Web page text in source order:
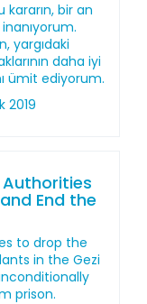
kararın, bir an
yargıdaki
daha iyi
ümit ediyorum.
2019
End the
to drop the
in the Gezi
prison.